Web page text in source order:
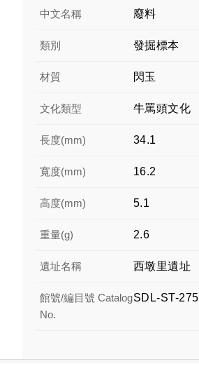
中文名稱 廢料
類別 發掘標本
材質 閃玉
文化類型 牛罵頭文化
長度(mm) 34.1
寬度(mm) 16.2
高度(mm) 5.1
重量(g) 2.6
遺址名稱 西墩里遺址
館號/編目號 Catalog
No.
SDL-ST-275